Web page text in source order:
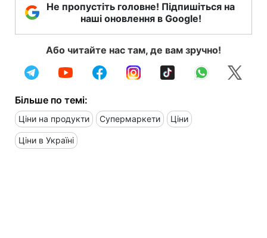
Не пропустіть головне! Підпишіться на
наші оновлення в Google!
Або читайте нас там, де вам зручно!
Більше по темі:
Ціни на продукти Супермаркети Ціни
Ціни в Україні